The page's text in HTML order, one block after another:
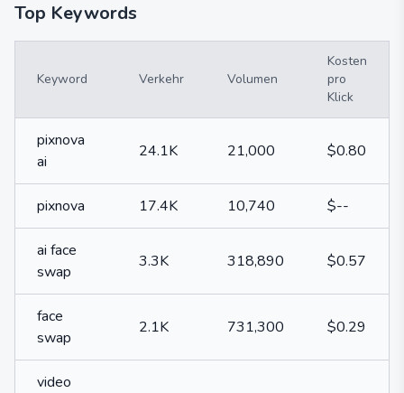
Top Keywords
Keyword Verkehr Volumen
Kosten
pro
Klick
pixnova
ai
24.1K 21,000 $0.80
pixnova 17.4K 10,740 $--
ai face
swap
3.3K 318,890 $0.57
face
swap
2.1K 731,300 $0.29
video